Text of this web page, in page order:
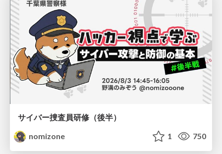
サイバー捜査員研修（後半）
nomizone
1 750